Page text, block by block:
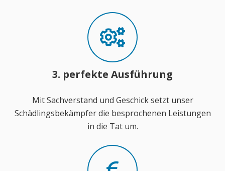
3. perfekte Ausführung
Mit Sachverstand und Geschick setzt unser
Schädlingsbekämpfer die besprochenen Leistungen
in die Tat um.